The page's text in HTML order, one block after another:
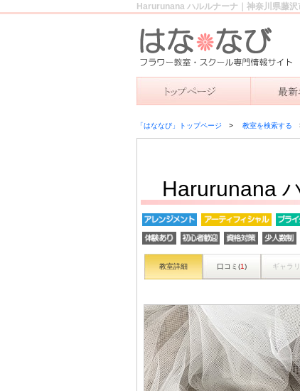
Harurunana ハルルナーナ｜神奈川県藤
「はななび」トップページ 教室を検索する
Harurunana
教室詳細 口コミ(1) ギャラ